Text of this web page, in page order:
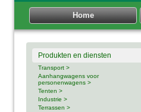
Home
Produkten en diensten
Transport >
Aanhangwagens voor
personenwagens >
Tenten >
Industrie >
Terrassen >